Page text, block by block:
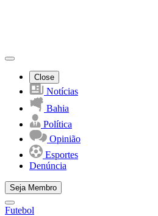
Close
Notícias
Bahia
Política
Opinião
Esportes
Denúncia
Seja Membro
Futebol